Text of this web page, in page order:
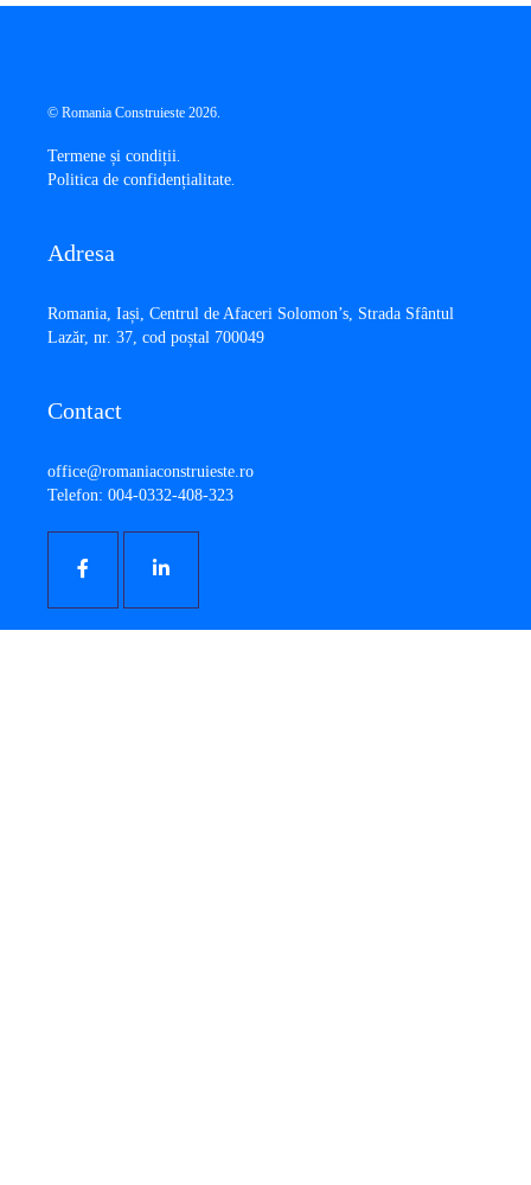
© Romania Construieste 2026.
Termene și condiții
Politica de confidențialitate
Adresa
​Romania, Iași, Centrul de Afaceri Solomon’s, Strada Sfântul
Lazăr, nr. 37, cod poștal 700049
Contact
office@romaniaconstruieste.ro
Telefon: 004-0332-408-323